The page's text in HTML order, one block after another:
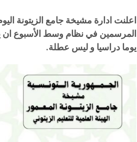
اعلنت ادارة مشيخة جامع الزيتونة
يوما دراسيا و ليس عطلة.